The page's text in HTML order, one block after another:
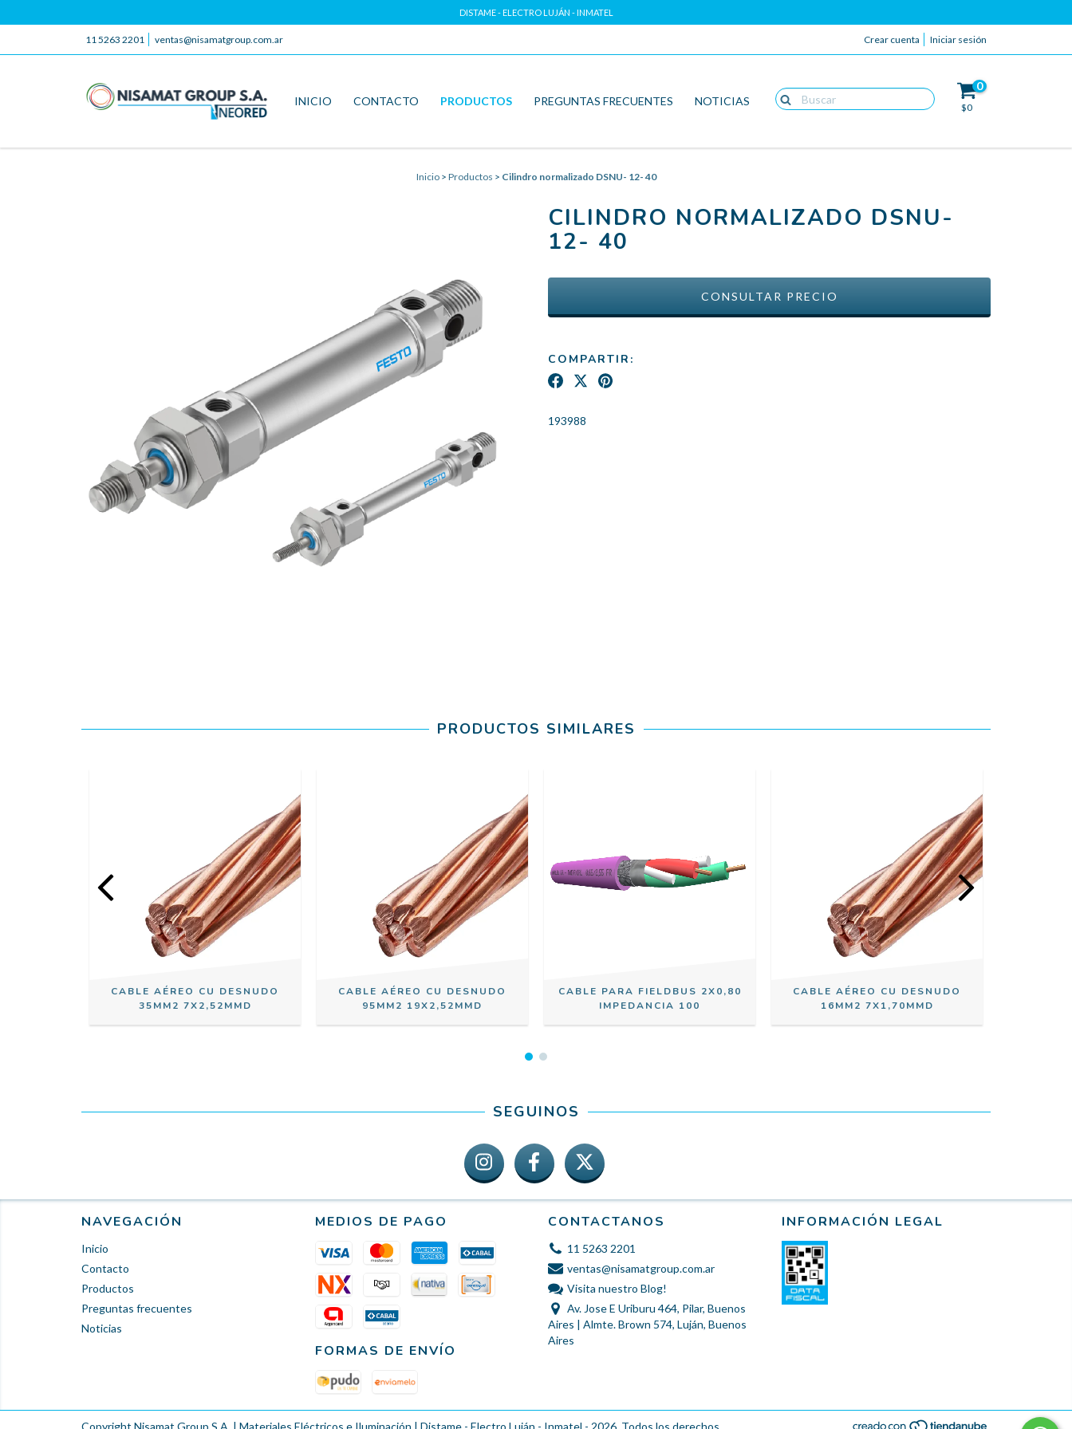
DISTAME - ELECTRO LUJÁN - INMATEL
11 5263 2201 ventas@nisamatgroup.com.ar Crear cuenta Iniciar sesión
INICIO CONTACTO PRODUCTOS PREGUNTAS FRECUENTES NOTICIAS
0
$0
Inicio > Productos > Cilindro normalizado DSNU- 12- 40
CILINDRO NORMALIZADO DSNU-
12- 40
COMPARTIR:
193988
PRODUCTOS SIMILARES
CABLE AÉREO CU DESNUDO
35MM2 7X2,52MMD
CABLE AÉREO CU DESNUDO
95MM2 19X2,52MMD
CABLE PARA FIELDBUS 2X0,80
IMPEDANCIA 100
CABLE AÉREO CU DESNUDO
16MM2 7X1,70MMD
SEGUINOS
NAVEGACIÓN
Inicio
Contacto
Productos
Preguntas frecuentes
Noticias
MEDIOS DE PAGO
FORMAS DE ENVÍO
CONTACTANOS
11 5263 2201
ventas@nisamatgroup.com.ar
Visita nuestro Blog!
Av. Jose E Uriburu 464, Pilar, Buenos
Aires | Almte. Brown 574, Luján, Buenos
Aires
INFORMACIÓN LEGAL
Copyright Nisamat Group S.A. | Materiales Eléctricos e Iluminación | Distame - Electro Luján - Inmatel - 2026. Todos los derechos